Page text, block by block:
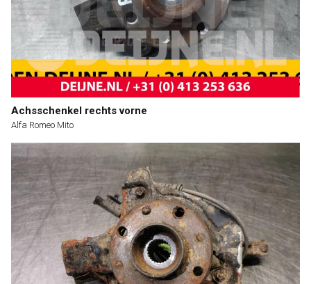
Achsschenkel rechts vorne
Alfa Romeo Mito